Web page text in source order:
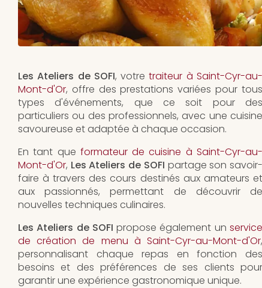
Les Ateliers de SOFI, votretraiteur à Saint-Cyr-au-
Mont-d'Or, offre des prestations variées pour tous
types d'événements, que ce soit pour des
particuliers ou des professionnels, avec une cuisine
savoureuse et adaptée à chaque occasion.
En tant que formateur de cuisine à Saint-Cyr-au-
Mont-d'Or, Les Ateliers de SOFI partage son savoir-
faire à travers des cours destinés aux amateurs et
aux passionnés, permettant de découvrir de
nouvelles techniques culinaires.
Les Ateliers de SOFI propose également un service
de création de menu à Saint-Cyr-au-Mont-d'Or,
personnalisant chaque repas en fonction des
besoins et des préférences de ses clients pour
garantir une expérience gastronomique unique.